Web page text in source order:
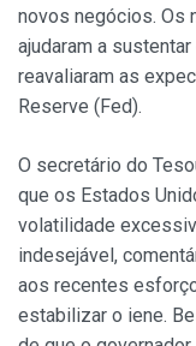
novos negócios. Os
ajudaram a
reavaliaram as
Reserve (Fed).
O secretário do
que os Estados
volatilidade
indesejável,
aos recentes
estabilizar o iene.